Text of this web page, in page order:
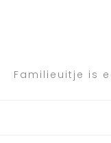
Familieuitje is